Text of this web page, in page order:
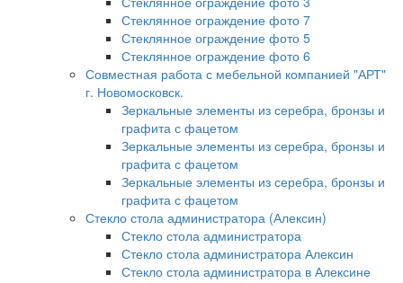
Стеклянное ограждение фото 7
Стеклянное ограждение фото 5
Стеклянное ограждение фото 6
Совместная работа с мебельной компанией "АРТ"
г. Новомосковск.
Зеркальные элементы из серебра, бронзы и
графита с фацетом
Зеркальные элементы из серебра, бронзы и
графита с фацетом
Зеркальные элементы из серебра, бронзы и
графита с фацетом
Стекло стола администратора (Алексин)
Стекло стола администратора
Стекло стола администратора Алексин
Стекло стола администратора в Алексине